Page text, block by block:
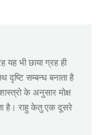
भी छाया ग्रह ही
सम्बन्ध बनाता है
के अनुसार मोक्ष
है। राहु केतु एक दूसरे